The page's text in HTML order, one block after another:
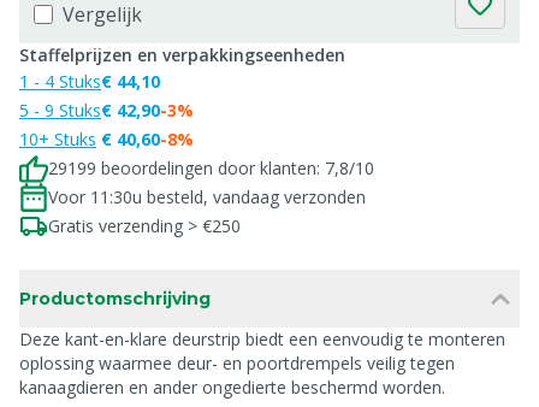
Vergelijk
Staffelprijzen en verpakkingseenheden
1 - 4 Stuks
5 - 9 Stuks
10+ Stuks
€ 44,10
€ 42,90
€ 40,60
-3%
-8%
29199 beoordelingen door klanten: 7,8/10
Voor 11:30u besteld, vandaag verzonden
Gratis verzending > €250
Productomschrijving
Deze kant-en-klare deurstrip biedt een eenvoudig te monteren
oplossing waarmee deur- en poortdrempels veilig tegen
kanaagdieren en ander ongedierte beschermd worden.